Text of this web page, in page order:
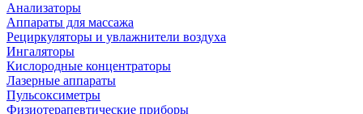
Анализаторы
Аппараты для массажа
Рециркуляторы и увлажнители воздуха
Ингаляторы
Кислородные концентраторы
Лазерные аппараты
Пульсоксиметры
Физиотерапевтические приборы